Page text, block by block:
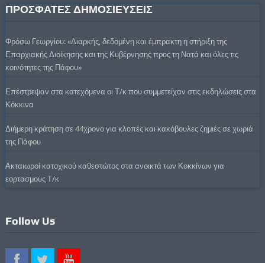
ΠΡΟΣΦΑΤΕΣ ΔΗΜΟΣΙΕΥΣΕΙΣ
Φρόσω Γεωργίου: «Διαρκής, δεδομένη και έμπρακτη η στήριξη της
Επαρχιακής Διοίκησης και της Κυβέρνησης προς τη Νατά και όλες τις
κοινότητες της Πάφου»
Επέστρεψαν στα κατεχόμενα οι Τ/κ που συμμετείχαν στις εκδηλώσεις στα
Κόκκινα
Διήμερη κράτηση σε 44χρονο για κλοπές και κακόβουλες ζημιές σε χωριά
της Πάφου
Ακταιωροί κατοχικού καθεστώτος στα ανοικτά των Κοκκίνων για
εορτασμούς Τ/κ
Follow Us